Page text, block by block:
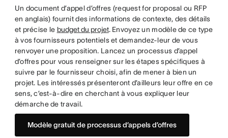
Un document d’appel d’offres (request for proposal ou RFP
en anglais) fournit des informations de contexte, des détails
et précise le budget du projet. Envoyez un modèle de ce type
à vos fournisseurs potentiels et demandez-leur de vous
renvoyer une proposition. Lancez un processus d’appel
d’offres pour vous renseigner sur les étapes spécifiques à
suivre par le fournisseur choisi, afin de mener à bien un
projet. Les intéressés présenteront d’ailleurs leur offre en ce
sens, c’est-à-dire en cherchant à vous expliquer leur
démarche de travail.
Modèle gratuit de processus d’appels d’offres